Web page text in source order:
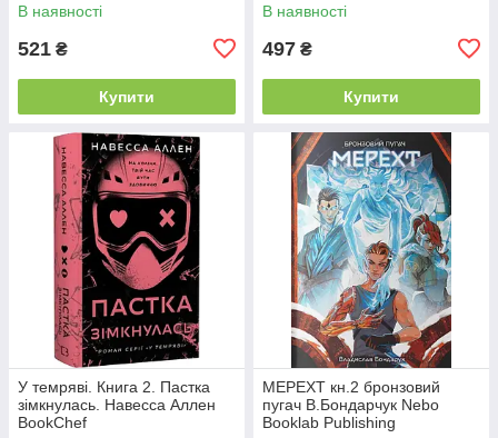
В наявності
521 ₴
Купити
В наявності
497 ₴
Купити
У темряві. Книга 2. Пастка
зімкнулась. Навесса Аллен
BookChef
МЕРЕХТ кн.2 бронзовий
пугач В.Бондарчук Nebo
Booklab Publishing